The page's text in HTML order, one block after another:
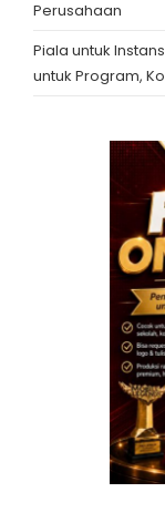
Perusahaan
Piala untuk
untuk Program,